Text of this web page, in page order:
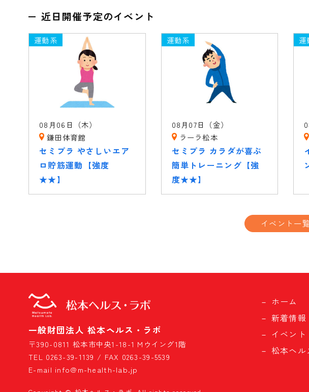
近日開催予定のイベント
運動系
08月06日（木）
鎌田体育館
セミプラ やさしいエア
ロ貯筋運動【強度
★★】
運動系
08月07日（金）
ラーラ松本
セミプラ カラダが喜ぶ
簡単トレーニング【強
度★★】
運
イベント一
一般財団法人 松本ヘルス・ラボ
〒390-0811 松本市中央1-18-1 Mウイング1階
TEL 0263-39-1139 / FAX 0263-39-5539
E-mail info@m-health-lab.jp
ホーム
新着情報
イベント
松本ヘル